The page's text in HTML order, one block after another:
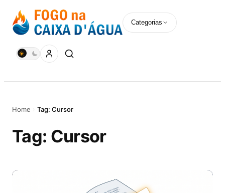
Pular
para
Categorias
Home Tag: Cursor
Tag: Cursor